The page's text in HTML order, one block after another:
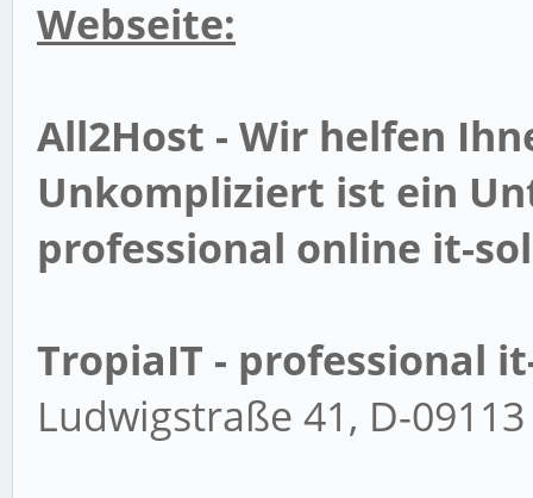
Webseite:
All2Host - Wir helfen
Unkompliziert ist ein
professional online it-
TropiaIT - professional
Ludwigstraße 41, D-